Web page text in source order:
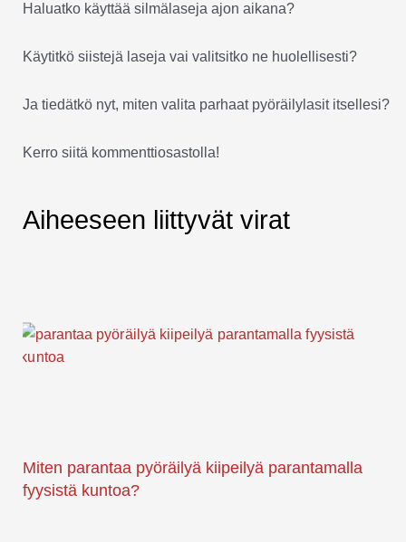
Haluatko käyttää silmälaseja ajon aikana?
Käytitkö siistejä laseja vai valitsitko ne huolellisesti?
Ja tiedätkö nyt, miten valita parhaat pyöräilylasit itsellesi?
Kerro siitä kommenttiosastolla!
Aiheeseen liittyvät virat
Miten parantaa pyöräilyä kiipeilyä parantamalla
fyysistä kuntoa?